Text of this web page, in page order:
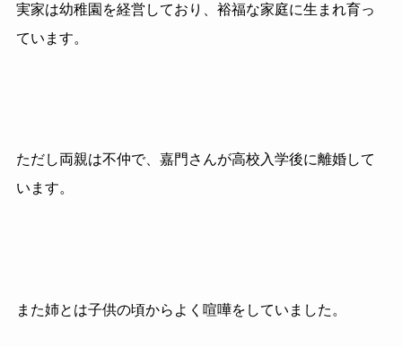
実家は幼稚園を経営しており、裕福な家庭に生まれ育っ
ています。
ただし両親は不仲で、嘉門さんが高校入学後に離婚して
います。
また姉とは子供の頃からよく喧嘩をしていました。